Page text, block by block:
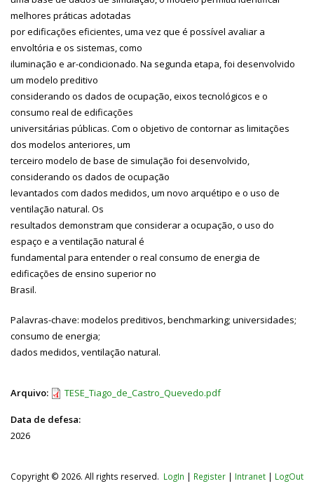
melhores práticas adotadas
por edificações eficientes, uma vez que é possível avaliar a
envoltória e os sistemas, como
iluminação e ar-condicionado. Na segunda etapa, foi desenvolvido
um modelo preditivo
considerando os dados de ocupação, eixos tecnológicos e o
consumo real de edificações
universitárias públicas. Com o objetivo de contornar as limitações
dos modelos anteriores, um
terceiro modelo de base de simulação foi desenvolvido,
considerando os dados de ocupação
levantados com dados medidos, um novo arquétipo e o uso de
ventilação natural. Os
resultados demonstram que considerar a ocupação, o uso do
espaço e a ventilação natural é
fundamental para entender o real consumo de energia de
edificações de ensino superior no
Brasil.
Palavras-chave: modelos preditivos, benchmarking; universidades;
consumo de energia;
dados medidos, ventilação natural.
Arquivo: TESE_Tiago_de_Castro_Quevedo.pdf
Data de defesa:
2026
Copyright © 2026. All rights reserved. LogIn | Register | Intranet | LogOut